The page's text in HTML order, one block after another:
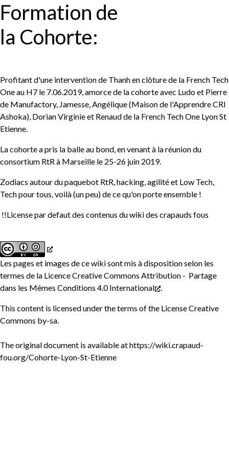
Formation de
la Cohorte:
Profitant d'une intervention de Thanh en clôture de la French Tech
One au H7 le 7.06.2019, amorce de la cohorte avec Ludo et Pierre
de Manufactory, Jamesse, Angélique (Maison de l'Apprendre CRI
Ashoka), Dorian Virginie et Renaud de la French Tech One Lyon St
Etienne.
La cohorte a pris la balle au bond, en venant à la réunion du
consortium RtR à Marseille le 25-26 juin 2019.
Zodiacs autour du paquebot RtR, hacking, agilité et Low Tech,
Tech pour tous, voilà (un peu) de ce qu'on porte ensemble !
!!License par defaut des contenus du wiki des crapauds fous
Les pages et images de ce wiki sont mis à disposition selon les
termes de la Licence Creative Commons Attribution - Partage
dans les Mêmes Conditions 4.0 International
.
This content is licensed under the terms of the License Creative
Commons by-sa.
The original document is available athttps://wiki.crapaud-
fou.org/Cohorte-Lyon-St-Etienne